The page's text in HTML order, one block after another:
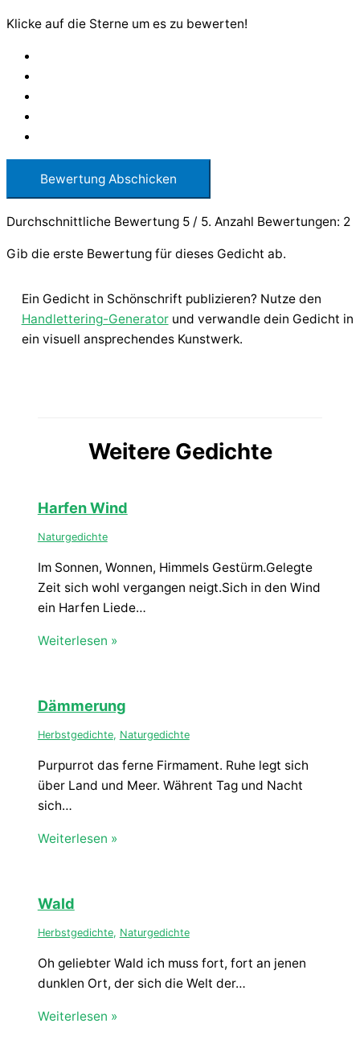
Klicke auf die Sterne um es zu bewerten!
Bewertung Abschicken
Durchschnittliche Bewertung 5 / 5. Anzahl Bewertungen: 2
Gib die erste Bewertung für dieses Gedicht ab.
Ein Gedicht in Schönschrift publizieren? Nutze den
Handlettering-Generatorund verwandle dein Gedicht in
ein visuell ansprechendes Kunstwerk.
Weitere Gedichte
Harfen Wind
Naturgedichte
Im Sonnen, Wonnen, Himmels Gestürm.Gelegte
Zeit sich wohl vergangen neigt.Sich in den Wind
ein Harfen Liede…
Weiterlesen »
Dämmerung
Herbstgedichte, Naturgedichte
Purpurrot das ferne Firmament. Ruhe legt sich
über Land und Meer. Währent Tag und Nacht
sich…
Weiterlesen »
Wald
Herbstgedichte, Naturgedichte
Oh geliebter Wald ich muss fort, fort an jenen
dunklen Ort, der sich die Welt der…
Weiterlesen »